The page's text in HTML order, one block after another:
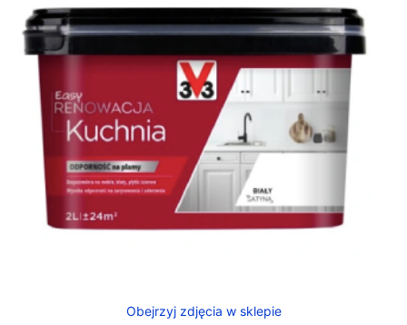
Obejrzyj zdjęcia w sklepie